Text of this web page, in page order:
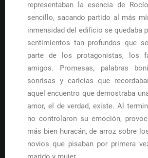
representaban la esencia de
sencillo, sacando partido al más
inmensidad del edificio se quedaba
sentimientos tan profundos que
parte de los protagonistas, los
amigos. Promesas, palabras
sonrisas y caricias que
aquel encuentro que demostraba
amor, el de verdad, existe. Al
no controlaron su emoción,
más bien huracán, de arroz sobre
novios que pisaban por primera